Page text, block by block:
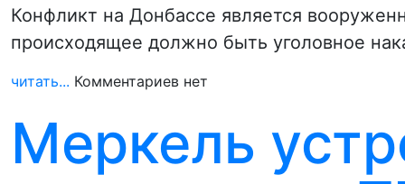
Конфликт на Донбассе является
происходящее должно быть уголовное
читать... Комментариев нет
Меркель